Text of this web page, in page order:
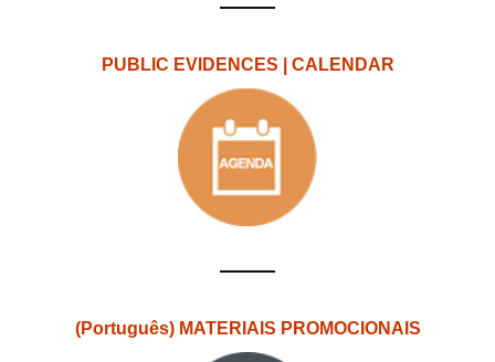
PUBLIC EVIDENCES | CALENDAR
(Português) MATERIAIS PROMOCIONAIS